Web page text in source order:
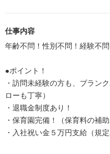
仕事内容
年齢不問！性別不問！経験不
●ポイント！
・訪問未経験の方も、ブラン
ローも丁寧）
・退職金制度あり！
・保育園完備！（保育料の補助
・入社祝い金５万円支給（規定